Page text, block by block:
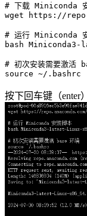
# 下载 Miniconda
wget https://
# 运行 Miniconda
bash
# 初次安装需要激活
source
按下回车键（enter）